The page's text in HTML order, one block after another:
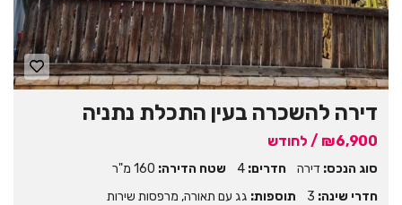
דירה להשכרה בעין התכלת נתניה
₪6,900 / לחודש
סוג הנכס: דירה חדרים: 4 שטח הדירה: 160 מ"ר
חדרי שינה: 3 תוספות: גג עם תאורה, מרפסות שירות